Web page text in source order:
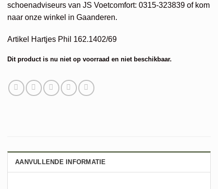
schoenadviseurs van JS Voetcomfort: 0315-323839 of kom
naar onze winkel in Gaanderen.
Artikel Hartjes Phil 162.1402/69
Dit product is nu niet op voorraad en niet beschikbaar.
Alternative:
AANVULLENDE INFORMATIE